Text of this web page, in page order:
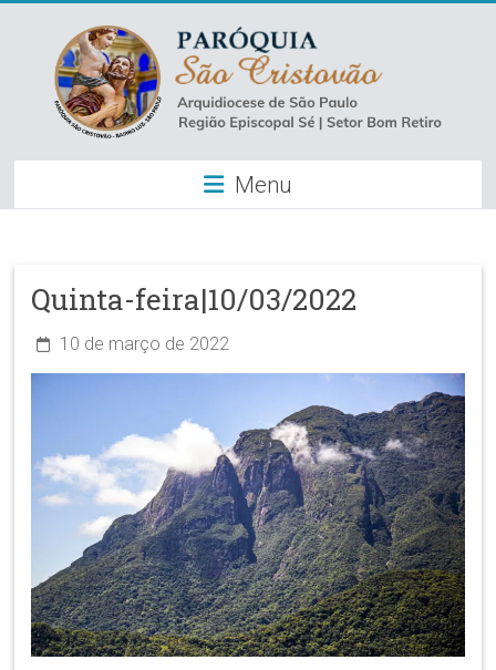
content
Paróquia
São
–
Luz
Arquidiocese
Paulo
Região
Episcopal
Setor
Bom
Menu
Quinta-feira|10/03/2022
10 de março de 2022